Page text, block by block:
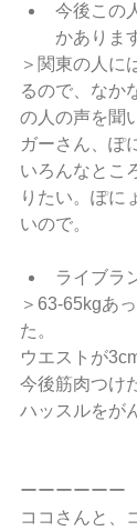
今後この
かありま
＞関東の人に
るので、なか
の人の声を聞
ガーさん、ぽ
いろんなとこ
りたい。ぽに
いので。
ライブラ
＞63-65kgあ
た。
ウエストが
今後筋肉つけ
ハッスルをが
ーーーーーー
ココさんと、